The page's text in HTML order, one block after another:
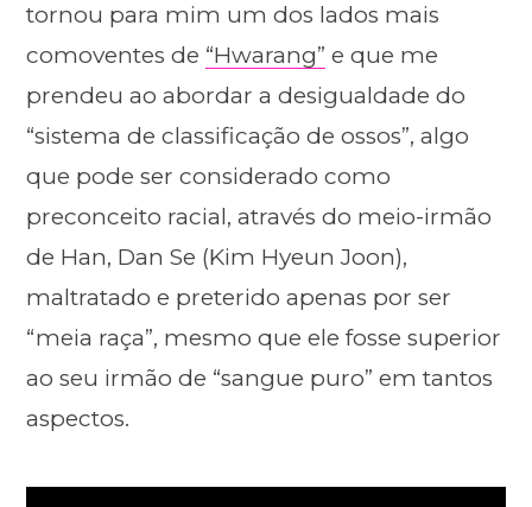
tornou para mim um dos lados mais
comoventes de “Hwarang” e que me
prendeu ao abordar a desigualdade do
“sistema de classificação de ossos”, algo
que pode ser considerado como
preconceito racial, através do meio-irmão
de Han, Dan Se (Kim Hyeun Joon),
maltratado e preterido apenas por ser
“meia raça”, mesmo que ele fosse superior
ao seu irmão de “sangue puro” em tantos
aspectos.